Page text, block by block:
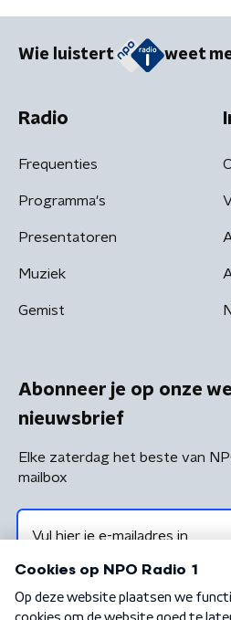
Wie luistert weet
Radio
Frequenties
Programma's
Presentatoren
Muziek
Gemist
Abonneer je op onze
nieuwsbrief
Elke zaterdag het beste van
mailbox